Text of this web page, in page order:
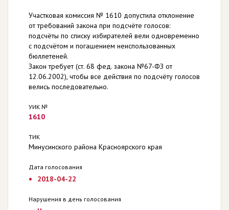
Участковая комиссия № 1610 допустила отклонение
от требований закона при подсчёте голосов:
подсчёты по списку избирателей вели одновременно
с подсчётом и погашением неиспользованных
бюллетеней.
Закон требует (ст. 68 фед. закона №67-ФЗ от
12.06.2002), чтобы все действия по подсчёту голосов
велись последовательно.
УИК №
1610
ТИК
Минусинского района Красноярского края
Дата голосования
2018-04-22
Нарушения в день голосования